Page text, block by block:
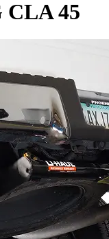
CLA 45